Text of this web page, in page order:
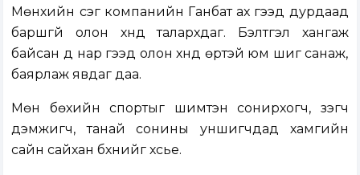
Мөнхийн үсэг компанийн Ганбат ах гээд дурдаад
баршгүй олон хүнд талархдаг. Бэлтгэл хангаж
байсан дүү нар гээд олон хүнд өртэй юм шиг санаж,
баярлаж явдаг даа.
Мөн бөхийн спортыг шимтэн сонирхогч, үзэгч
дэмжигч, танай сонины уншигчдад хамгийн
сайн сайхан бүхнийг хүсье.